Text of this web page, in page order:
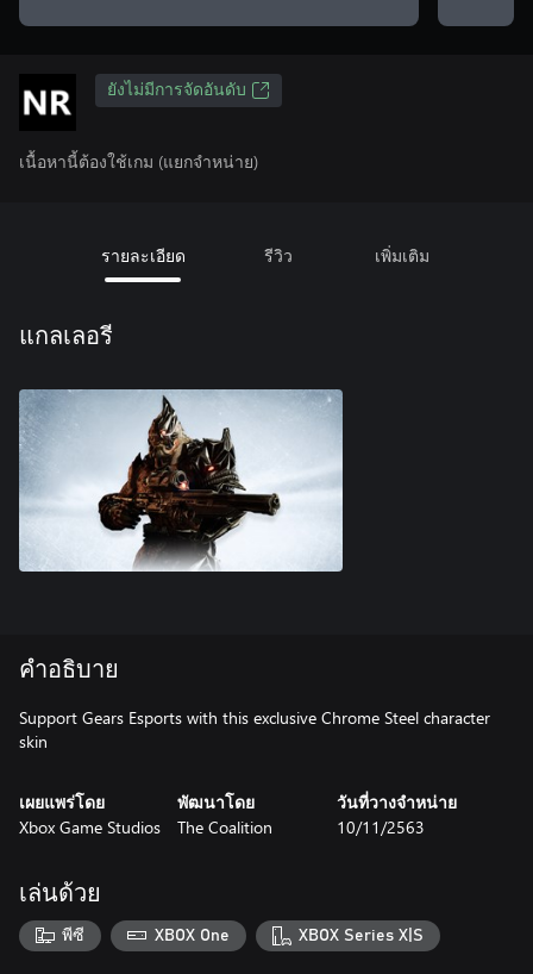
ยังไม่มีการจัดอันดับ
เนื้อหานี้ต้องใช้เกม (แยกจำหน่าย)
รายละเอียด รีวิว เพิ่มเติม
แกลเลอรี
คำอธิบาย
Support Gears Esports with this exclusive Chrome Steel character
skin
เผยแพร่โดย
Xbox Game Studios
พัฒนาโดย
The Coalition
วันที่วางจำหน่าย
10/11/2563
เล่นด้วย
พีซี XBOX One XBOX Series X|S